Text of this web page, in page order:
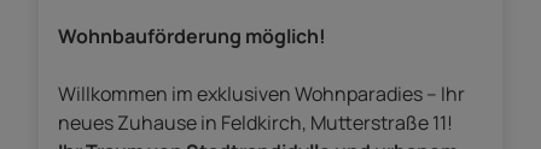
Wohnbauförderung möglich!
Willkommen im exklusiven Wohnparadies – Ihr
neues Zuhause in Feldkirch, Mutterstraße 11!